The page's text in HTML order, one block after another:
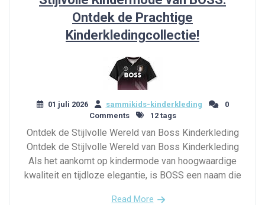
Ontdek de Prachtige
Kinderkledingcollectie!
01 juli 2026 sammikids-kinderkleding
0
Comments
12 tags
Ontdek de Stijlvolle Wereld van Boss Kinderkleding
Ontdek de Stijlvolle Wereld van Boss Kinderkleding
Als het aankomt op kindermode van hoogwaardige
kwaliteit en tijdloze elegantie, is BOSS een naam die
Read More